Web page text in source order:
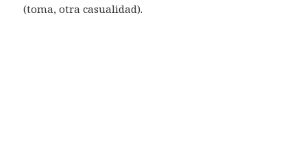
(toma, otra casualidad).